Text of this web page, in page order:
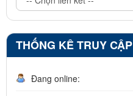
THỐNG KÊ TRUY CẬP
Đang online: